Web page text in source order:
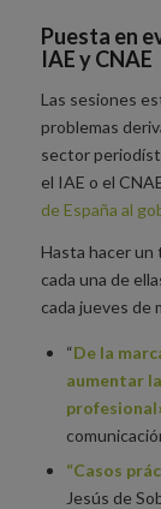
Puesta en
IAE y CNAE
Las sesiones
problemas
sector
el IAE o el
de España al
Hasta hacer un
cada una de
cada jueves de
“De la
aumentar
“Casos
Jesús de